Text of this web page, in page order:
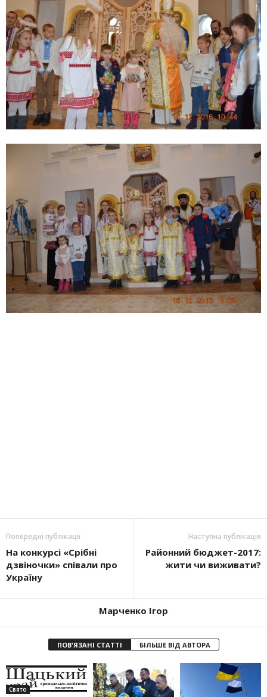
Попередні публікації
На конкурсі «Срібні
дзвіночки» співали про
Україну
Наступна публікація
Районний бюджет-2017:
жити чи виживати?
Марченко Ігор
ПОВ'ЯЗАНІ СТАТТІ БІЛЬШЕ ВІД АВТОРА
Свято